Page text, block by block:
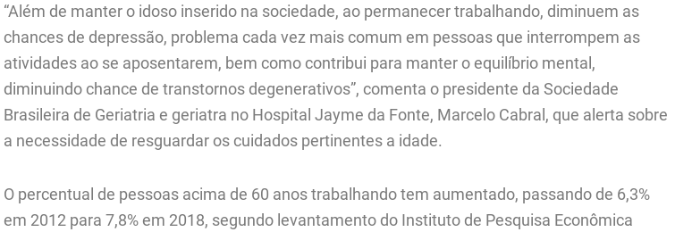
“Além de manter o idoso inserido na sociedade, ao permanecer trabalhando, diminuem as
chances de depressão, problema cada vez mais comum em pessoas que interrompem as
atividades ao se aposentarem, bem como contribui para manter o equilíbrio mental,
diminuindo chance de transtornos degenerativos”, comenta o presidente da Sociedade
Brasileira de Geriatria e geriatra no Hospital Jayme da Fonte, Marcelo Cabral, que alerta sobre
a necessidade de resguardar os cuidados pertinentes a idade.
O percentual de pessoas acima de 60 anos trabalhando tem aumentado, passando de 6,3%
em 2012 para 7,8% em 2018, segundo levantamento do Instituto de Pesquisa Econômica